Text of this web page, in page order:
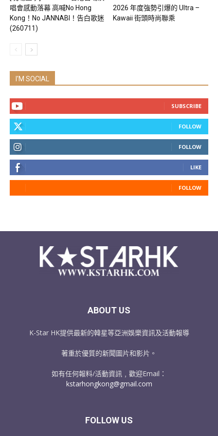
唱會感動落幕 高喊No Hong
Kong！No JANNABI！告白歌迷
(260711)
2026 年度強勢引爆的 Ultra –
Kawaii 街頭時尚聯乘
I'M SOCIAL
SUBSCRIBE
FOLLOW
FOLLOW
LIKE
FOLLOW
ABOUT US
K-Star HK提供最新的韓星等亞洲娛樂資訊及活動報導
著重於優質的新聞圖片和影片。
如有任何報料/活動資訊﹐歡迎Email：
kstarhongkong@gmail.com
FOLLOW US